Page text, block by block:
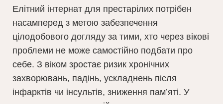
Елітний інтернат для престарілих потрібен
насамперед з метою забезпечення
цілодобового догляду за тими, хто через вікові
проблеми не може самостійно подбати про
себе. З віком зростає ризик хронічних
захворювань, падінь, ускладнень після
інфарктів чи інсультів, зниження пам’яті. У